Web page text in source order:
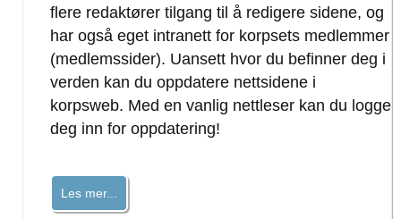
flere redaktører tilgang til å redigere sidene, og
har også eget intranett for korpsets medlemmer
(medlemssider). Uansett hvor du befinner deg i
verden kan du oppdatere nettsidene i
korpsweb. Med en vanlig nettleser kan du logge
deg inn for oppdatering!
Les mer...